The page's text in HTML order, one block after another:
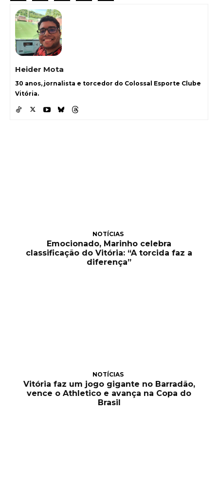
Heider Mota
30 anos, jornalista e torcedor do Colossal Esporte Clube
Vitória.
NOTÍCIAS
Emocionado, Marinho celebra
classificação do Vitória: “A torcida faz a
diferença”
NOTÍCIAS
Vitória faz um jogo gigante no Barradão,
vence o Athletico e avança na Copa do
Brasil